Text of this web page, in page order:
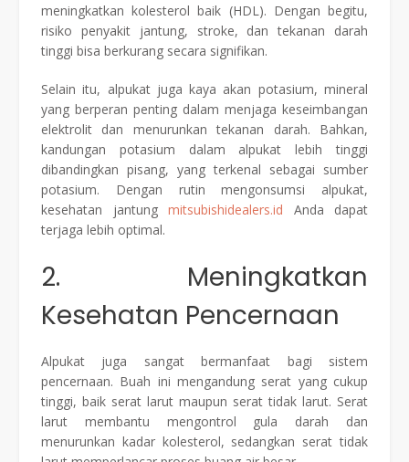
meningkatkan kolesterol baik (HDL). Dengan begitu,
risiko penyakit jantung, stroke, dan tekanan darah
tinggi bisa berkurang secara signifikan.
Selain itu, alpukat juga kaya akan potasium, mineral
yang berperan penting dalam menjaga keseimbangan
elektrolit dan menurunkan tekanan darah. Bahkan,
kandungan potasium dalam alpukat lebih tinggi
dibandingkan pisang, yang terkenal sebagai sumber
potasium. Dengan rutin mengonsumsi alpukat,
kesehatan jantung mitsubishidealers.id Anda dapat
terjaga lebih optimal.
2. Meningkatkan
Kesehatan Pencernaan
Alpukat juga sangat bermanfaat bagi sistem
pencernaan. Buah ini mengandung serat yang cukup
tinggi, baik serat larut maupun serat tidak larut. Serat
larut membantu mengontrol gula darah dan
menurunkan kadar kolesterol, sedangkan serat tidak